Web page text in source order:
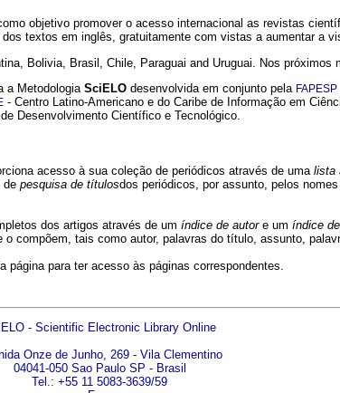
objetivo promover o acesso internacional as revistas
textos em inglês, gratuitamente com vistas a aumentar a
Bolivia, Brasil, Chile, Paraguai and Uruguai. Nos próximos
a Metodologia SciELO desenvolvida em conjunto pela FAPESP
- Centro Latino-Americano e do Caribe de Informação em
Desenvolvimento Científico e Tecnológico.
acesso à sua coleção de periódicos através de uma lista
de pesquisa de títulosdos periódicos, por assunto, pelos
dos artigos através de um índice de autore um índice
o compõem, tais como autor, palavras do título, assunto,
página para ter acesso às páginas correspondentes.
- Scientific Electronic Library Online
Onze de Junho, 269 - Vila Clementino
04041-050 Sao Paulo SP - Brasil
Tel.: +55 11 5083-3639/59